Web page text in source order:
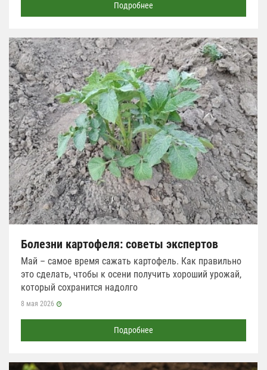
Подробнее
Болезни картофеля: советы экспертов
Май – самое время сажать картофель. Как правильно
это сделать, чтобы к осени получить хороший урожай,
который сохранится надолго
8 мая 2026
Подробнее